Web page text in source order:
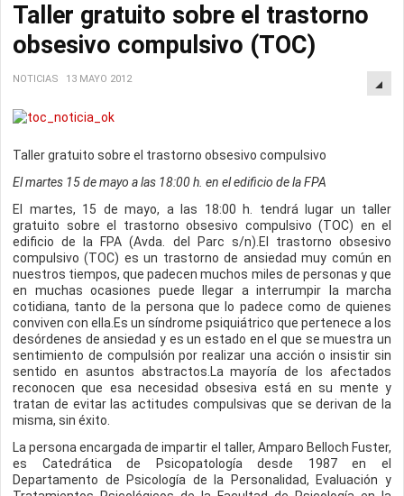
Taller gratuito sobre el trastorno
obsesivo compulsivo (TOC)
NOTICIAS 13 MAYO 2012
Taller gratuito sobre el trastorno obsesivo compulsivo
El martes 15 de mayo a las 18:00 h. en el edificio de la FPA
El martes, 15 de mayo, a las 18:00 h. tendrá lugar un taller
gratuito sobre el trastorno obsesivo compulsivo (TOC) en el
edificio de la FPA (Avda. del Parc s/n).El trastorno obsesivo
compulsivo (TOC) es un trastorno de ansiedad muy común en
nuestros tiempos, que padecen muchos miles de personas y que
en muchas ocasiones puede llegar a interrumpir la marcha
cotidiana, tanto de la persona que lo padece como de quienes
conviven con ella.Es un síndrome psiquiátrico que pertenece a los
desórdenes de ansiedad y es un estado en el que se muestra un
sentimiento de compulsión por realizar una acción o insistir sin
sentido en asuntos abstractos.La mayoría de los afectados
reconocen que esa necesidad obsesiva está en su mente y
tratan de evitar las actitudes compulsivas que se derivan de la
misma, sin éxito.
La persona encargada de impartir el taller, Amparo Belloch Fuster,
es Catedrática de Psicopatología desde 1987 en el
Departamento de Psicología de la Personalidad, Evaluación y